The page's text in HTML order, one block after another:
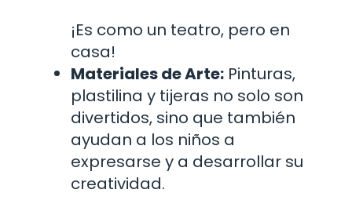
¡Es como un teatro, pero en
casa!
Materiales de Arte: Pinturas,
plastilina y tijeras no solo son
divertidos, sino que también
ayudan a los niños a
expresarse y a desarrollar su
creatividad.